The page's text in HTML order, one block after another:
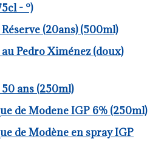
- °)
(20ans) (500ml)
Pedro Ximénez (doux)
ans (250ml)
de Modene IGP 6% (250ml)
de Modène en spray IGP